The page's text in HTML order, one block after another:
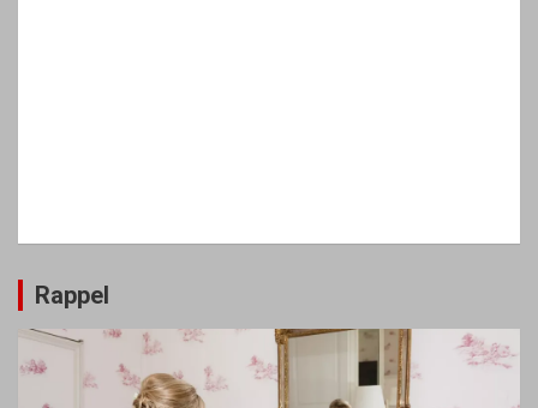
Rappel